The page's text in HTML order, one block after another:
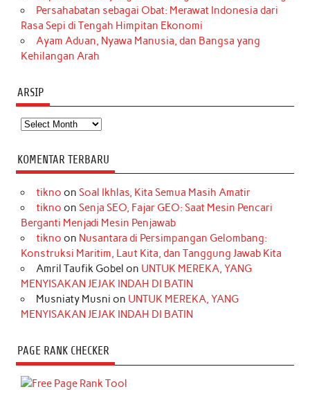
Persahabatan sebagai Obat: Merawat Indonesia dari
Rasa Sepi di Tengah Himpitan Ekonomi
Ayam Aduan, Nyawa Manusia, dan Bangsa yang
Kehilangan Arah
ARSIP
Arsip
KOMENTAR TERBARU
tikno on Soal Ikhlas, Kita Semua Masih Amatir
tikno on Senja SEO, Fajar GEO: Saat Mesin Pencari
Berganti Menjadi Mesin Penjawab
tikno on Nusantara di Persimpangan Gelombang:
Konstruksi Maritim, Laut Kita, dan Tanggung Jawab Kita
Amril Taufik Gobel on UNTUK MEREKA, YANG
MENYISAKAN JEJAK INDAH DI BATIN
Musniaty Musni on UNTUK MEREKA, YANG
MENYISAKAN JEJAK INDAH DI BATIN
PAGE RANK CHECKER